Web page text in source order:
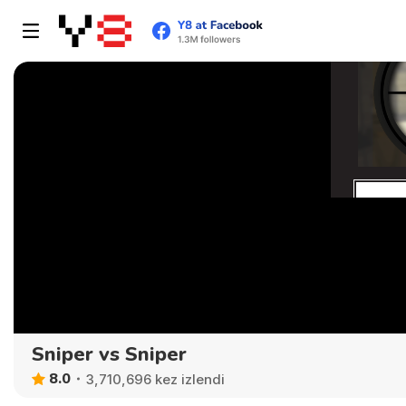
Sniper vs Sniper
8.0 3,710,696 kez izlendi